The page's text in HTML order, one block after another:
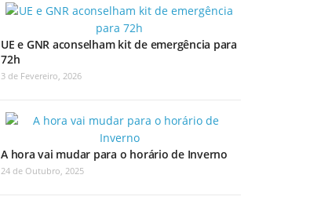
UE e GNR aconselham kit de emergência para
72h
3 de Fevereiro, 2026
A hora vai mudar para o horário de Inverno
24 de Outubro, 2025